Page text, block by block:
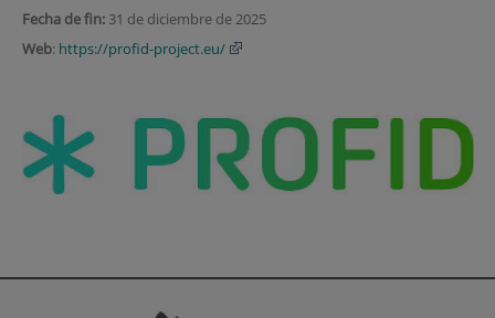
Fecha de fin:31 de diciembre de 2025
Web: https://profid-project.eu/